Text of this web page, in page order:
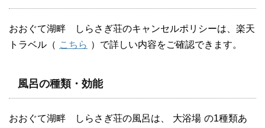
おおぐて湖畔 しらさぎ荘のキャンセルポリシーは、楽天
トラベル（ こちら ）で詳しい内容をご確認できます。
風呂の種類・効能
おおぐて湖畔 しらさぎ荘の風呂は、 大浴場 の1種類あ